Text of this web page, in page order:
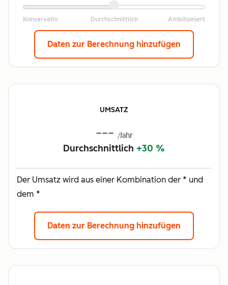
Daten zur Berechnung hinzufügen
UMSATZ
--- /Jahr
Durchschnittlich +30 %
Der Umsatz wird aus einer Kombination der * und
dem *
Daten zur Berechnung hinzufügen